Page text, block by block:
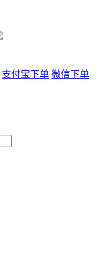
支付宝下单 微信下单